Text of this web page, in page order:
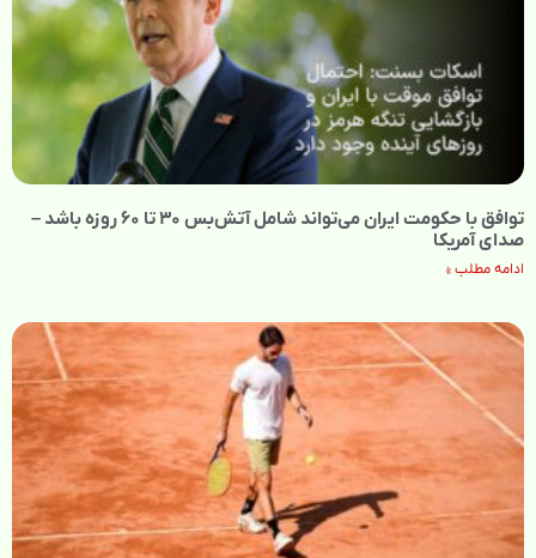
توافق با حکومت ایران می‌تواند شامل آتش‌بس ۳۰ تا ۶۰ روزه باشد –
صدای آمریکا
ادامه مطلب »